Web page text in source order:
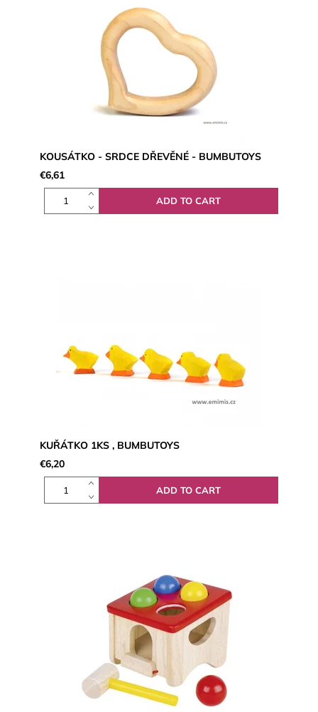
KOUSÁTKO - SRDCE DŘEVĚNÉ - BUMBUTOYS
€6,61
KUŘÁTKO 1KS , BUMBUTOYS
€6,20